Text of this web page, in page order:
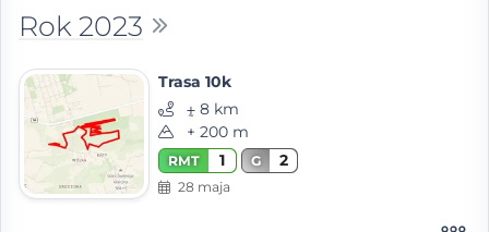
Rok 2023
Trasa 10k
⨦ 8 km
+ 200 m
RMT 1 G 2
28 maja